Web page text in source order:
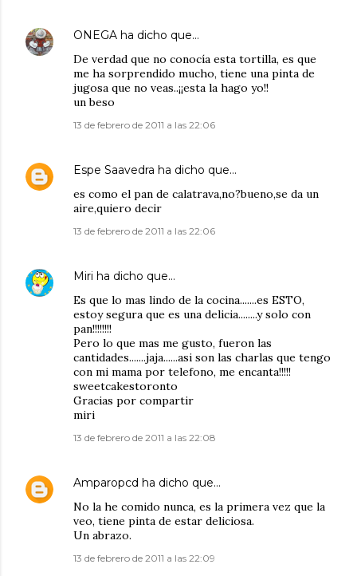
ONEGA ha dicho que…
De verdad que no conocía esta tortilla, es que
me ha sorprendido mucho, tiene una pinta de
jugosa que no veas..¡¡esta la hago yo!!
un beso
13 de febrero de 2011 a las 22:06
Espe Saavedra ha dicho que…
es como el pan de calatrava,no?bueno,se da un
aire,quiero decir
13 de febrero de 2011 a las 22:06
Miri ha dicho que…
Es que lo mas lindo de la cocina.......es ESTO,
estoy segura que es una delicia........y solo con
pan!!!!!!!!
Pero lo que mas me gusto, fueron las
cantidades.......jaja......asi son las charlas que tengo
con mi mama por telefono, me encanta!!!!!
sweetcakestoronto
Gracias por compartir
miri
13 de febrero de 2011 a las 22:08
Amparopcd ha dicho que…
No la he comido nunca, es la primera vez que la
veo, tiene pinta de estar deliciosa.
Un abrazo.
13 de febrero de 2011 a las 22:09